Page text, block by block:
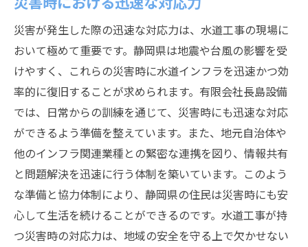
災害が発生した際の迅速な対応力は、水道工事の現場に
おいて極めて重要です。静岡県は地震や台風の影響を受
けやすく、これらの災害時に水道インフラを迅速かつ効
率的に復旧することが求められます。有限会社長島設備
では、日常からの訓練を通じて、災害時にも迅速な対応
ができるよう準備を整えています。また、地元自治体や
他のインフラ関連業種との緊密な連携を図り、情報共有
と問題解決を迅速に行う体制を築いています。このよう
な準備と協力体制により、静岡県の住民は災害時にも安
心して生活を続けることができるのです。水道工事が持
つ災害時の対応力は、地域の安全を守る上で欠かせない